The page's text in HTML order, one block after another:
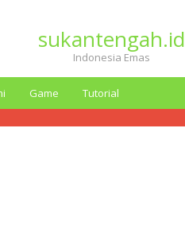
sukantengah.id
Indonesia Emas
Game Tutorial